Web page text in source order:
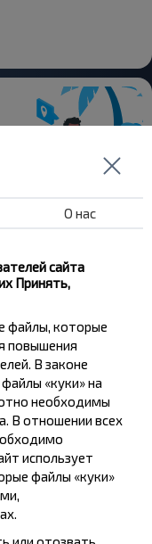
скидки и
INFOBUS.
и
О нас
сайта
Принять,
файлы, которые
повышения
В законе
«куки» на
необходимы
В отношении всех
использует
файлы «куки»